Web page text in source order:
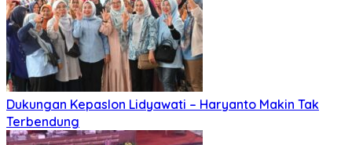
Dukungan Kepaslon Lidyawati – Haryanto Makin Tak
Terbendung